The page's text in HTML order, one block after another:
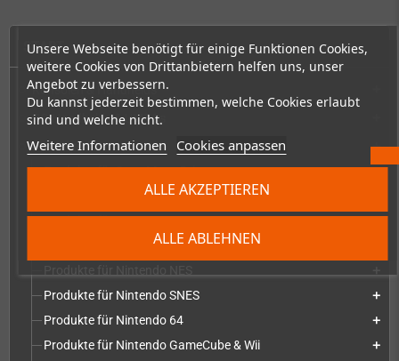
Unsere Webseite benötigt für einige Funktionen Cookies,
weitere Cookies von Drittanbietern helfen uns, unser
Angebot zu verbessern.
Du kannst jederzeit bestimmen, welche Cookies erlaubt
sind und welche nicht.
Weitere Informationen Cookies anpassen
ALLE ABLEHNEN
ALLE AKZEPTIEREN
START
Konsolen & Handhelds
PC-Handhelds & UMPCs
Produkte für add
Produkte für Sega Mega Drive add
Produkte für Sega Saturn
Produkte für Sega Dreamcast
Produkte für Sega Game Gear
Produkte für Nintendo SNES add
Produkte für Nintendo 64 add
Produkte für Nintendo GameCube & Wii add